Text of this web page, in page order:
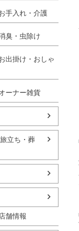
手入れ・介護
臭・虫除け
出掛け・おしゃ
ーナー雑貨
立ち・葬
舗情報